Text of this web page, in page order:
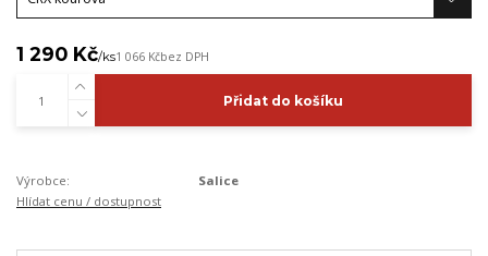
1 290 Kč/ks1 066 Kčbez DPH
Přidat do košíku
Výrobce:
Salice
Hlídat cenu / dostupnost